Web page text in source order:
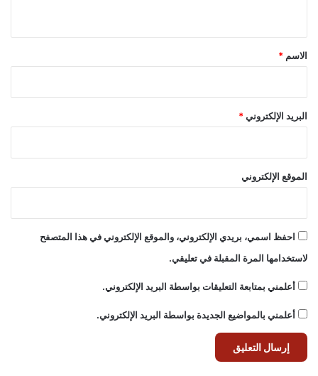
*
الاسم *
البريد الإلكتروني*
الموقع الإلكتروني
احفظ اسمي، بريدي الإلكتروني، والموقع الإلكتروني في هذا المتصفح
لاستخدامها المرة المقبلة في تعليقي.
أعلمني بمتابعة التعليقات بواسطة البريد الإلكتروني.
أعلمني بالمواضيع الجديدة بواسطة البريد الإلكتروني.